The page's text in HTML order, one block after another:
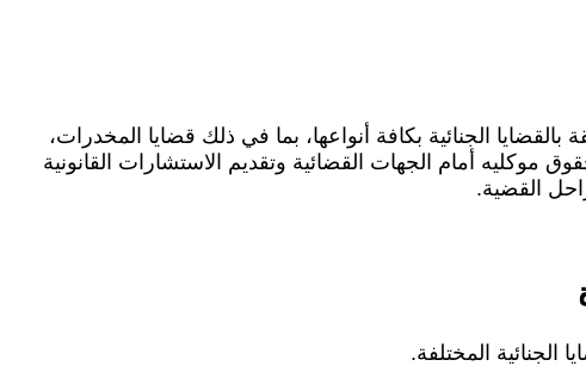
الجنائية بكافة أنواعها، بما في ذلك قضايا المخدرات،
موكليه أمام الجهات القضائية وتقديم الاستشارات القانونية
القضية.
الجنائية المختلفة.